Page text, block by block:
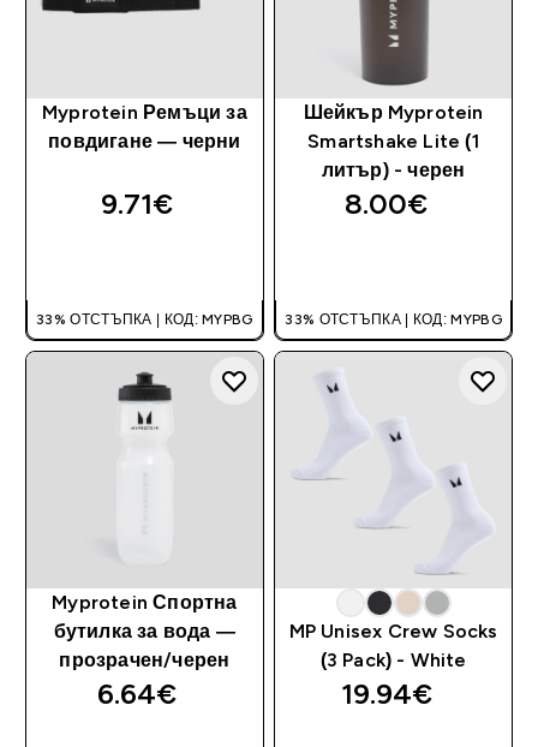
Myprotein Ремъци за
повдигане — черни
9.71€‎
33% ОТСТЪПКА | КОД: MYPBG
Шейкър Myprotein
Smartshake Lite (1
литър) - черен
8.00€‎
33% ОТСТЪПКА | КОД: MYPBG
Myprotein Спортна
бутилка за вода —
прозрачен/черен
6.64€‎
MP Unisex Crew Socks
(3 Pack) - White
19.94€‎